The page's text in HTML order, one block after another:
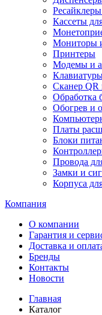
Кассеты
Мониторы
Принтеры
Модемы и
Сканер QR
Обработка
Обогрев и
Платы
Блоки
Провода
Замки и
Корпуса
Компания
О компании
Гарантия и
Доставка и
Бренды
Контакты
Новости
Главная
Каталог